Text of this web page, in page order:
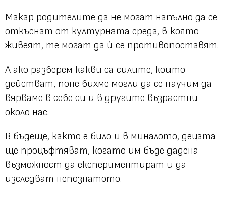
Макар родителите да не могат напълно да се
откъснат от културната среда, в която
живеят, те могат да ѝ се противопоставят.
А ако разберем какви са силите, които
действат, поне бихме могли да се научим да
вярваме в себе си и в другите възрастни
около нас.
В бъдеще, както е било и в миналото, децата
ще процъфтяват, когато им бъде дадена
възможност да експериментират и да
изследват непознатото.